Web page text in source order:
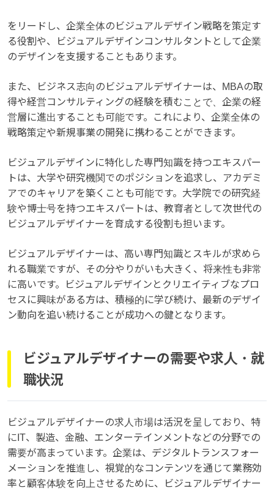
をリードし、企業全体のビジュアルデザイン戦略を策定す
る役割や、ビジュアルデザインコンサルタントとして企業
のデザインを支援することもあります。
また、ビジネス志向のビジュアルデザイナーは、MBAの取
得や経営コンサルティングの経験を積むことで、企業の経
営層に進出することも可能です。これにより、企業全体の
戦略策定や新規事業の開発に携わることができます。
ビジュアルデザインに特化した専門知識を持つエキスパー
トは、大学や研究機関でのポジションを追求し、アカデミ
アでのキャリアを築くことも可能です。大学院での研究経
験や博士号を持つエキスパートは、教育者として次世代の
ビジュアルデザイナーを育成する役割も担います。
ビジュアルデザイナーは、高い専門知識とスキルが求めら
れる職業ですが、その分やりがいも大きく、将来性も非常
に高いです。ビジュアルデザインとクリエイティブなプロ
セスに興味がある方は、積極的に学び続け、最新のデザイ
ン動向を追い続けることが成功への鍵となります。
ビジュアルデザイナーの需要や求人・就
職状況
ビジュアルデザイナーの求人市場は活況を呈しており、特
にIT、製造、金融、エンターテインメントなどの分野での
需要が高まっています。企業は、デジタルトランスフォー
メーションを推進し、視覚的なコンテンツを通じて業務効
率と顧客体験を向上させるために、ビジュアルデザイナー